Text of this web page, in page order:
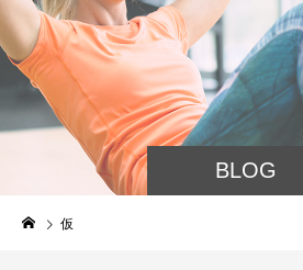
BLOG
仮